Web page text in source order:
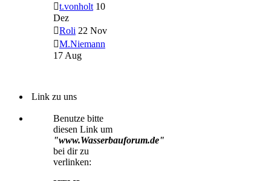
t.vonholt 10
Dez
Roli 22 Nov
M.Niemann
17 Aug
Link zu uns
Benutze bitte
diesen Link um
"www.Wasserbauforum.de"
bei dir zu
verlinken: